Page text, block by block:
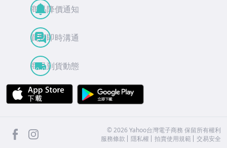
商品降價通知
買賣即時溝通
商品到貨動態
APP Store
facebook ©2026 Yahoo台灣電子商務 保留所有權利
服務條款
隱私權 拍賣使用規範 交易安全